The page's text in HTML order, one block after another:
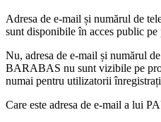
Adresa de e-mail și numărul de
sunt disponibile în acces public
Nu, adresa de e-mail și numărul
BARABAS nu sunt vizibile pe
numai pentru utilizatorii
Care este adresa de e-mail a lui